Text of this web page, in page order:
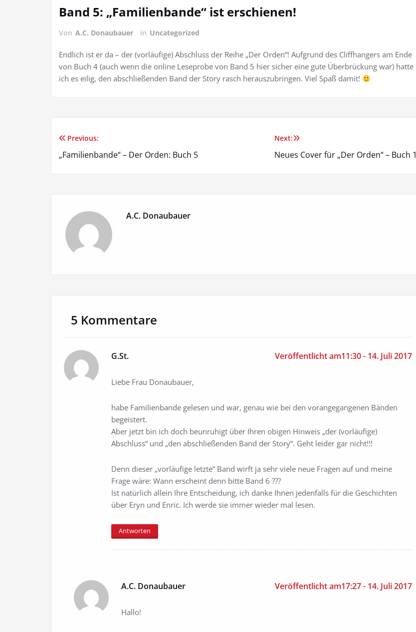
Band 5: „Familienbande“ ist erschienen!
Von A.C. Donaubauer in Uncategorized
Endlich ist er da – der (vorläufige) Abschluss der Reihe „Der Orden“! Aufgrund des Cliffhangers am Ende
von Buch 4 (auch wenn die online Leseprobe von Band 5 hier sicher eine gute Überbrückung war) hatte
ich es eilig, den abschließenden Band der Story rasch herauszubringen. Viel Spaß damit!
Beitrags-
Previous:
„Familienbande“ – Der Orden: Buch 5
Next:
Neues Cover für „Der Orden“ – Buch 1
A.C. Donaubauer
5 Kommentare
G.St. Veröffentlicht am11:30 - 14. Juli 2017
Liebe Frau Donaubauer,
habe Familienbande gelesen und war, genau wie bei den vorangegangenen Bänden
begeistert.
Aber jetzt bin ich doch beunruhigt über Ihren obigen Hinweis „der (vorläufige)
Abschluss“ und „den abschließenden Band der Story“. Geht leider gar nicht!!!
Denn dieser „vorläufige letzte“ Band wirft ja sehr viele neue Fragen auf und meine
Frage wäre: Wann erscheint denn bitte Band 6 ???
Ist natürlich allein Ihre Entscheidung, ich danke Ihnen jedenfalls für die Geschichten
über Eryn und Enric. Ich werde sie immer wieder mal lesen.
Antworten
A.C. Donaubauer Veröffentlicht am17:27 - 14. Juli 2017
Hallo!